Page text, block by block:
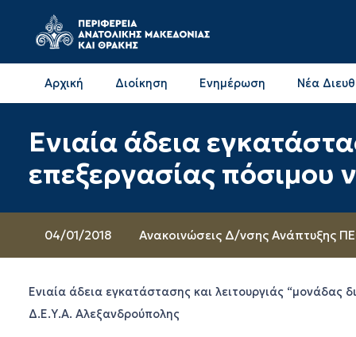
Αρχική Διοίκηση Ενημέρωση Νέα
Ενιαία άδεια
επεξεργασίας πόσιμου
04/01/2018 Ανακοινώσεις Δ/νσης Ανάπτυξης
Ενιαία άδεια εγκατάστασης και λειτουργιάς “μονάδας
Δ.Ε.Υ.Α. Αλεξανδρούπολης